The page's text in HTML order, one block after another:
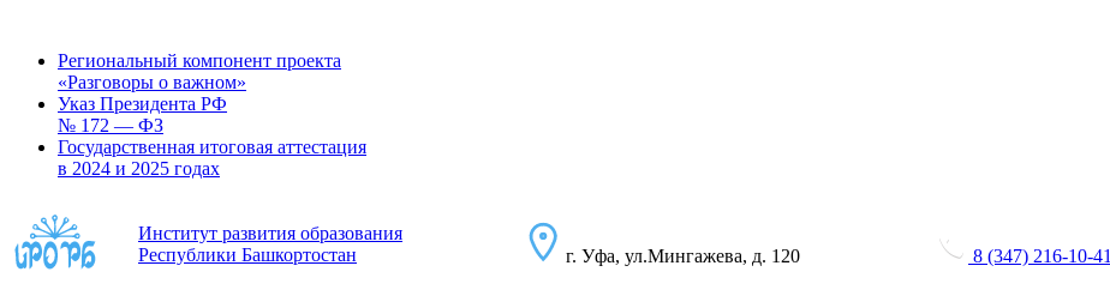
Региональный компонент проекта
«Разговоры о важном»
Указ Президента РФ
№ 172 — ФЗ
Государственная итоговая аттестация
в 2024 и 2025 годах
Институт развития образования
Республики Башкортостан
г. Уфа, ул.Мингажева, д. 120 8 (347) 216-10-41